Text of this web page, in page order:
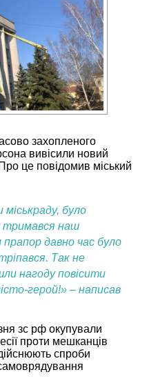
захопленого
вивісили новий
це повідомив міський
міськраду, було
тримався наш
давно час було
Так не
нагоду повісити
герой!» – написав
зс рф окупували
проти мешканців
спроби